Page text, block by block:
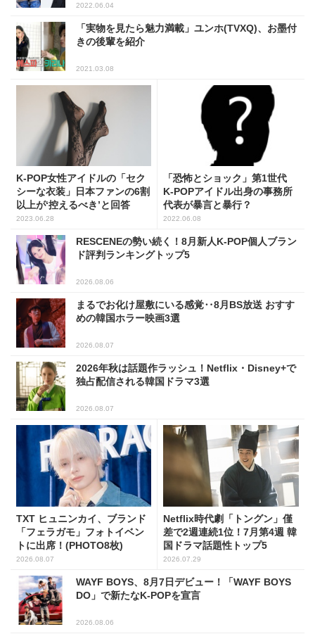
2022.06.04
「実物を見たら魅力満載」ユンホ(TVXQ)、お墨付
きの後輩を紹介
2021.03.08
K-POP女性アイドルの「セク
シーな衣装」日本ファンの6割
以上が‘控えるべき’と回答
2023.06.28
「恐怖とショック」第1世代
K-POPアイドル出身の事務所
代表が暴言と暴行？
2022.06.08
RESCENEの勢い続く！8月新人K-POP個人ブラン
ド評判ランキングトップ5
2026.08.06
まるでお化け屋敷にいる感覚‥8月BS放送 おすす
めの韓国ホラー映画3選
2026.08.07
2026年秋は話題作ラッシュ！Netflix・Disney+で
独占配信される韓国ドラマ3選
2026.08.07
TXT ヒュニンカイ、ブランド
「フェラガモ」フォトイベン
トに出席！(PHOTO8枚)
2026.08.07
Netflix時代劇「トングン」僅
差で2週連続1位！7月第4週 韓
国ドラマ話題性トップ5
2026.07.29
WAYF BOYS、8月7日デビュー！「WAYF BOYS
DO」で新たなK-POPを宣言
2026.08.06